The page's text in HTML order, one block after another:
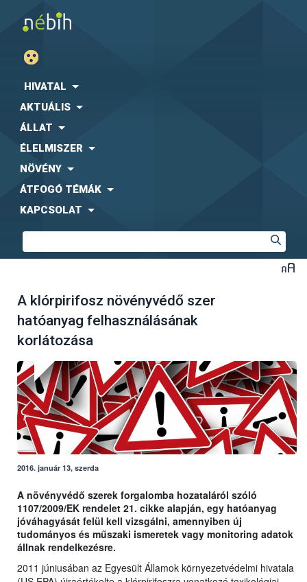
HIVATAL
AKTUÁLIS
ÁLLAT
ÉLELMISZER
NÖVÉNY
ÁTFOGÓ TÉMÁK
KAPCSOLAT
A klórpirifosz növényvédő szer
hatóanyag felhasználásának
korlátozása
2016. január 13, szerda
A növényvédő szerek forgalomba hozataláról szóló
1107/2009/EK rendelet 21. cikke alapján, egy hatóanyag
jóváhagyását felül kell vizsgálni, amennyiben új
tudományos és műszaki ismeretek vagy monitoring adatok
állnak rendelkezésre.
2011 júniusában az Egyesült Államok környezetvédelmi hivatala